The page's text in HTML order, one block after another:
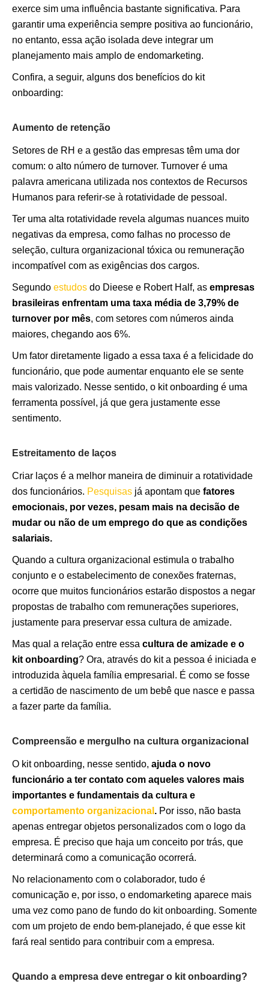
exerce sim uma influência bastante significativa. Para
garantir uma experiência sempre positiva ao funcionário,
no entanto, essa ação isolada deve integrar um
planejamento mais amplo de endomarketing.
Confira, a seguir, alguns dos benefícios do kit
onboarding:
Aumento de retenção
Setores de RH e a gestão das empresas têm uma dor
comum: o alto número de turnover. Turnover é uma
palavra americana utilizada nos contextos de Recursos
Humanos para referir-se à rotatividade de pessoal.
Ter uma alta rotatividade revela algumas nuances muito
negativas da empresa, como falhas no processo de
seleção, cultura organizacional tóxica ou remuneração
incompatível com as exigências dos cargos.
Segundo estudos do Dieese e Robert Half, as empresas
brasileiras enfrentam uma taxa média de 3,79% de
turnover por mês, com setores com números ainda
maiores, chegando aos 6%.
Um fator diretamente ligado a essa taxa é a felicidade do
funcionário, que pode aumentar enquanto ele se sente
mais valorizado. Nesse sentido, o kit onboarding é uma
ferramenta possível, já que gera justamente esse
sentimento.
Estreitamento de laços
Criar laços é a melhor maneira de diminuir a rotatividade
dos funcionários. Pesquisas já apontam que fatores
emocionais, por vezes, pesam mais na decisão de
mudar ou não de um emprego do que as condições
salariais.
Quando a cultura organizacional estimula o trabalho
conjunto e o estabelecimento de conexões fraternas,
ocorre que muitos funcionários estarão dispostos a negar
propostas de trabalho com remunerações superiores,
justamente para preservar essa cultura de amizade.
Mas qual a relação entre essa cultura de amizade e o
kit onboarding? Ora, através do kit a pessoa é iniciada e
introduzida àquela família empresarial. É como se fosse
a certidão de nascimento de um bebê que nasce e passa
a fazer parte da família.
Compreensão e mergulho na cultura organizacional
O kit onboarding, nesse sentido, ajuda o novo
funcionário a ter contato com aqueles valores mais
importantes e fundamentais da cultura e
comportamento organizacional . Por isso, não basta
apenas entregar objetos personalizados com o logo da
empresa. É preciso que haja um conceito por trás, que
determinará como a comunicação ocorrerá.
No relacionamento com o colaborador, tudo é
comunicação e, por isso, o endomarketing aparece mais
uma vez como pano de fundo do kit onboarding. Somente
com um projeto de endo bem-planejado, é que esse kit
fará real sentido para contribuir com a empresa.
Quando a empresa deve entregar o kit onboarding?